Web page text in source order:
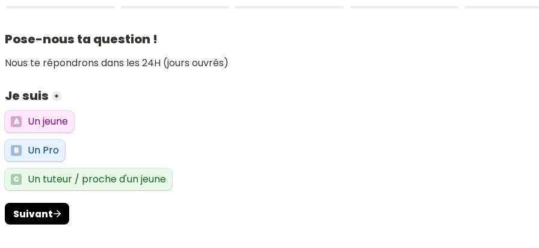
Pose-nous ta question !
Nous te répondrons dans les 24H (jours ouvrés)
Je suis *
A Un jeune
B Un Pro
C Un tuteur / proche d'un jeune
Suivant